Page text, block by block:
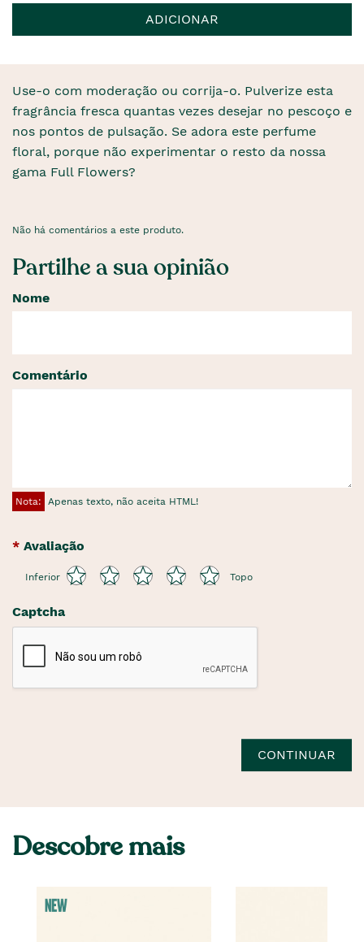
ADICIONAR
Use-o com moderação ou corrija-o. Pulverize esta
fragrância fresca quantas vezes desejar no pescoço e
nos pontos de pulsação. Se adora este perfume
floral, porque não experimentar o resto da nossa
gama Full Flowers?
Não há comentários a este produto.
Partilhe a sua opinião
Nome
Comentário
Nota: Apenas texto, não aceita HTML!
Avaliação
Inferior Topo
Captcha
CONTINUAR
Descobre mais